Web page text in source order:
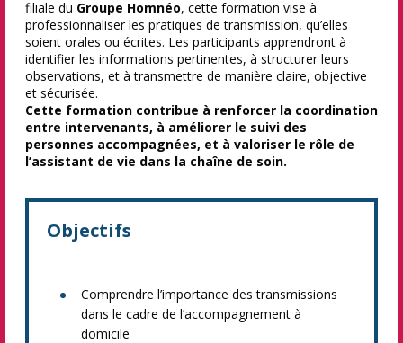
filiale du Groupe Homnéo, cette formation vise à
professionnaliser les pratiques de transmission, qu’elles
soient orales ou écrites. Les participants apprendront à
identifier les informations pertinentes, à structurer leurs
observations, et à transmettre de manière claire, objective
et sécurisée.
Cette formation contribue à renforcer la coordination
entre intervenants, à améliorer le suivi des
personnes accompagnées, et à valoriser le rôle de
l’assistant de vie dans la chaîne de soin.
Objectifs
Comprendre l’importance des transmissions
dans le cadre de l’accompagnement à
domicile